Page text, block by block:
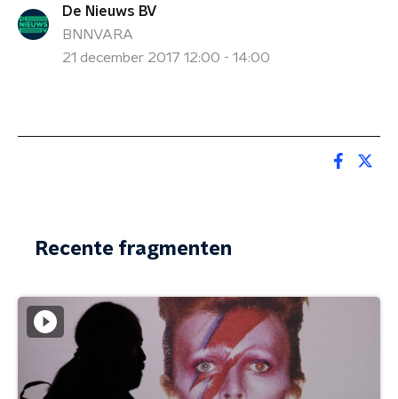
De Nieuws BV
BNNVARA
21 december 2017 12:00 - 14:00
Recente fragmenten